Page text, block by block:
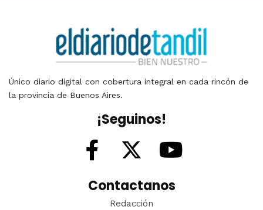
Único diario digital con cobertura integral en cada rincón de
la provincia de Buenos Aires.
¡Seguinos!
Contactanos
Redacción